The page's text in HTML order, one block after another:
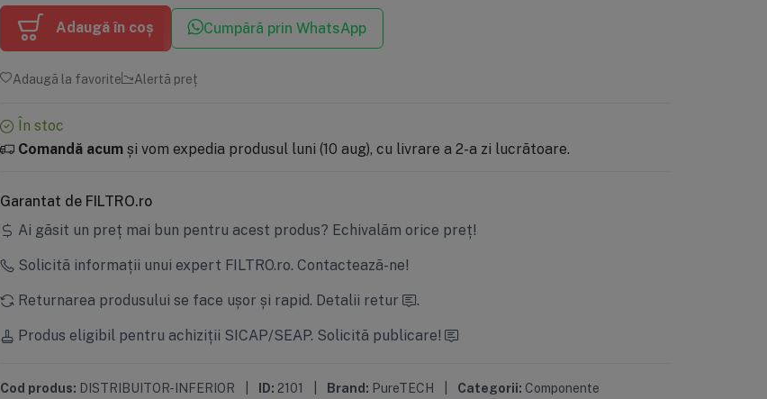
Adaugă în coș Cumpără prin WhatsApp
Adaugă la favorite Alertă preț
În stoc
Comandă acumși vom expedia produsul luni (10 aug), cu livrare a 2-a zi lucrătoare.
Garantat de FILTRO.ro
Ai găsit un preț mai bun pentru acest produs? Echivalăm orice preț!
Solicită informații unui expert FILTRO.ro. Contactează-ne!
Returnarea produsului se face ușor și rapid. Detalii retur
.
Produs eligibil pentru achiziții SICAP/SEAP. Solicită publicare!
Cod produs: DISTRIBUITOR-INFERIOR ID: 2101 Brand: PureTECH Categorii: Componente